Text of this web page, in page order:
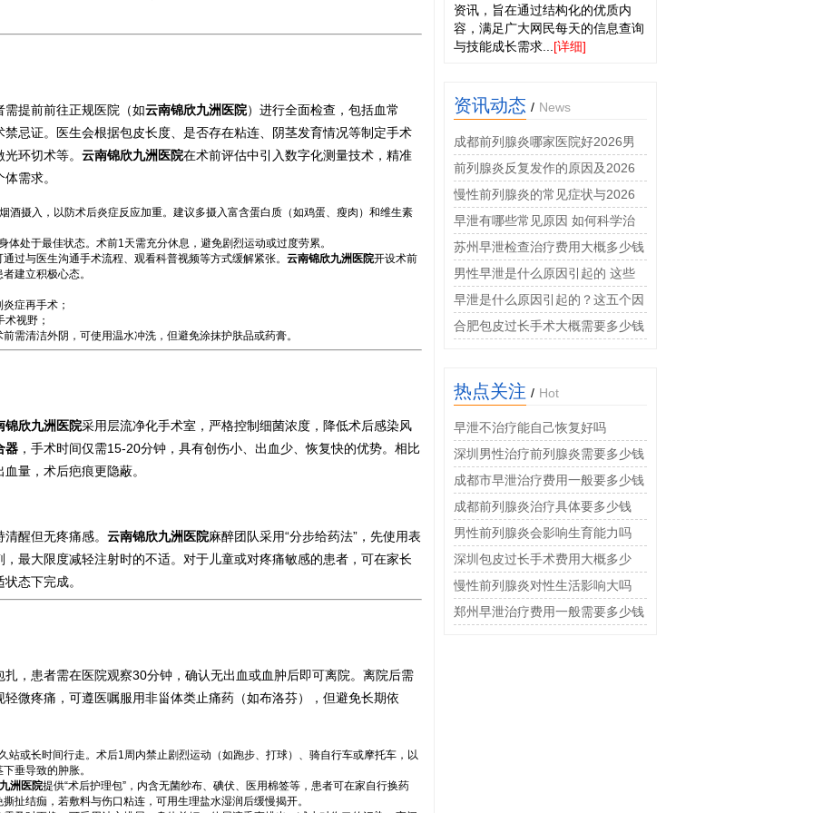
提前前往正规医院（如云南锦欣九洲医院）进行全面检查，包括血常
忌证。医生会根据包皮长度、是否存在粘连、阴茎发育情况等制定手术
环切术等。 云南锦欣九洲医院在术前评估中引入数字化测量技术，精准
需求。
酒摄入，以防术后炎症反应加重。建议多摄入富含蛋白质（如鸡蛋、瘦肉）和维生素
处于最佳状态。术前1天需充分休息，避免剧烈运动或过度劳累。
过与医生沟通手术流程、观看科普视频等方式缓解紧张。 云南锦欣九洲医院开设术前
建立积极心态。
症再手术；
视野；
需清洁外阴，可使用温水冲洗，但避免涂抹护肤品或药膏。
锦欣九洲医院采用层流净化手术室，严格控制细菌浓度，降低术后感染风
器 ，手术时间仅需15-20分钟，具有创伤小、出血少、恢复快的优势。相比
量，术后疤痕更隐蔽。
醒但无疼痛感。 云南锦欣九洲医院麻醉团队采用“分步给药法”，先使用表
最大限度减轻注射时的不适。对于儿童或对疼痛敏感的患者，可在家长
态下完成。
，患者需在医院观察30分钟，确认无出血或血肿后即可离院。离院后需
微疼痛，可遵医嘱服用非甾体类止痛药（如布洛芬），但避免长期依
站或长时间行走。术后1周内禁止剧烈运动（如跑步、打球）、骑自行车或摩托车，以
垂导致的肿胀。
洲医院提供“术后护理包”，内含无菌纱布、碘伏、医用棉签等，患者可在家自行换药
扯结痂，若敷料与伤口粘连，可用生理盐水湿润后缓慢揭开。
资讯，旨在通过结构化的优质内
容，满足广大网民每天的信息查询
与技能成长需求... [详细]
资讯动态 / News
成都前列腺炎哪家医院好2026男
科专科门诊收费透明
前列腺炎反复发作的原因及2026
年科学治疗与预防方法详解
慢性前列腺炎的常见症状与2026
年规范化治疗方案详解
早泄有哪些常见原因 如何科学治
疗
苏州早泄检查治疗费用大概多少钱
男性早泄是什么原因引起的 这些
因素要警惕
早泄是什么原因引起的？这五个因
素最常见
合肥包皮过长手术大概需要多少钱
热点关注 / Hot
早泄不治疗能自己恢复好吗
深圳男性治疗前列腺炎需要多少钱
成都市早泄治疗费用一般要多少钱
成都前列腺炎治疗具体要多少钱
男性前列腺炎会影响生育能力吗
深圳包皮过长手术费用大概多少
慢性前列腺炎对性生活影响大吗
郑州早泄治疗费用一般需要多少钱